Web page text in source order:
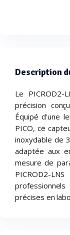
Description
Le
précision
Équipé d'une
PICO, ce
inoxydable de
adaptée aux
mesure de
PICROD2-
précises en